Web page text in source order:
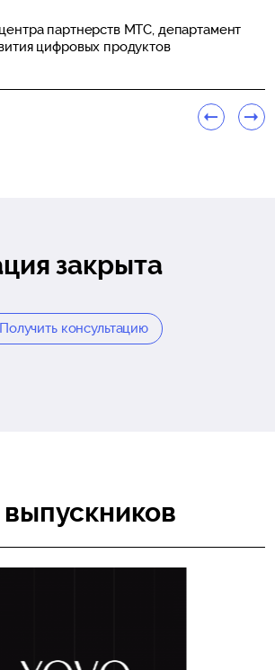
партнерств МТС, департамент
цифровых продуктов
закрыта
Получить консультацию